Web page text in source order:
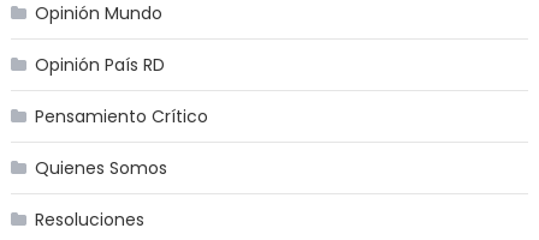
Opinión Mundo
Opinión País RD
Pensamiento Crítico
Quienes Somos
Resoluciones